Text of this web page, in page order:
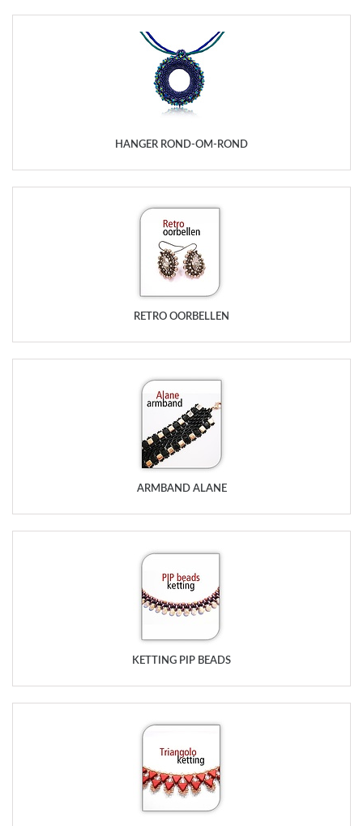
HANGER ROND-OM-ROND
RETRO OORBELLEN
ARMBAND ALANE
KETTING PIP BEADS